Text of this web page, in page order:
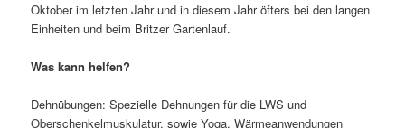
Oktober im letzten Jahr und in diesem Jahr öfters bei den langen
Einheiten und beim Britzer Gartenlauf.
Was kann helfen?
Dehnübungen: Spezielle Dehnungen für die LWS und
Oberschenkelmuskulatur, sowie Yoga. Wärmeanwendungen